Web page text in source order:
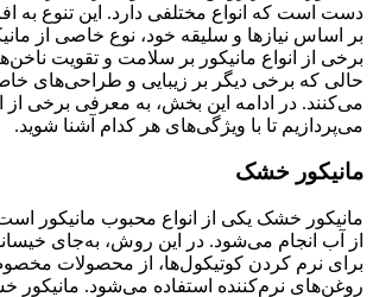
دست است که انواع مختلفی دارد. این تنوع به
بر اساس نیازها و سلیقه خود، نوع خاصی از
برخی از انواع مانیکور بر سلامت و تقویت
حالی که برخی دیگر بر زیبایی و طراحی‌های
می‌کنند. در ادامه این بخش، به معرفی برخی از
می‌پردازیم تا با ویژگی‌های هر کدام آشنا شوید.
مانیکور خشک
مانیکور خشک یکی از انواع محبوب مانیکور
از آب انجام می‌شود. در این روش، به‌جای
برای نرم کردن کوتیکول‌ها، از محصولات
روغن‌های نرم‌کننده استفاده می‌شود. مانیکور